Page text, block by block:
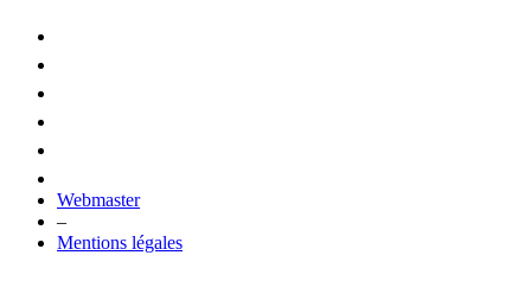
Webmaster
–
Mentions légales